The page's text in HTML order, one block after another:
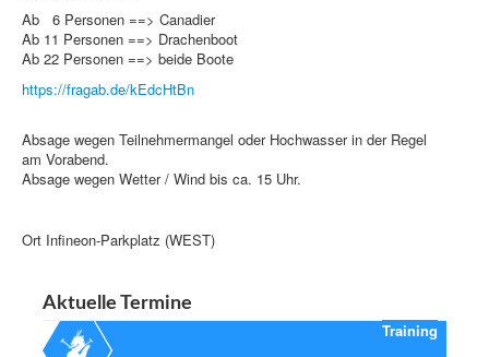
Ab 6 Personen ==> Canadier
Ab 11 Personen ==> Drachenboot
Ab 22 Personen ==> beide Boote
https://fragab.de/kEdcHtBn
Absage wegen Teilnehmermangel oder Hochwasser in der Regel
am Vorabend.
Absage wegen Wetter / Wind bis ca. 15 Uhr.
Ort Infineon-Parkplatz (WEST)
Aktuelle Termine
Training